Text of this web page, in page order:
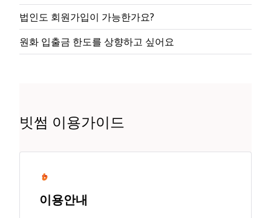
빗썸 이용가이드
이용안내
법인도 회원가입이 가능한가요?
원화 입출금 한도를 상향하고 싶어요